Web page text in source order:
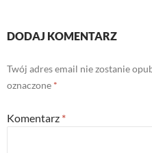
DODAJ KOMENTARZ
Twój adres email nie zostanie
oznaczone *
Komentarz *